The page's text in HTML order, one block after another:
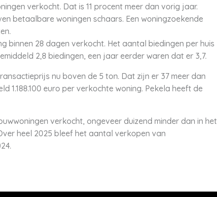
verkocht. Dat is 11 procent meer dan vorig jaar.
betaalbare woningen schaars. Een woningzoekende
binnen 28 dagen verkocht. Het aantal biedingen per huis
2,8 biedingen, een jaar eerder waren dat er 3,7.
nu boven de 5 ton. Dat zijn er 37 meer dan
1.188.100 euro per verkochte woning. Pekela heeft de
verkocht, ongeveer duizend minder dan in het
heel 2025 bleef het aantal verkopen van